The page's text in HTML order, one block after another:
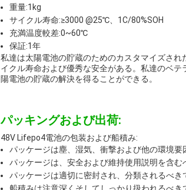
重量:1kg
サイクル寿命:≥3000 @25℃、1C/80%SOH
充満温度較差:0~60℃
保証:1年
私達は太陽電池の貯蔵のためのカスタマイズさ
イクル寿命および優秀な安全がある。私達のベ
陽電池の貯蔵の解決を得ることができる。
パッキングおよび出荷:
48V Lifepo4電池の包装および船積み:
パッケージは塵、湿気、衝撃および他の環境
パッケージは、安全および維持使用説明を含む
パッケージは適切に密封され、分類されるべき